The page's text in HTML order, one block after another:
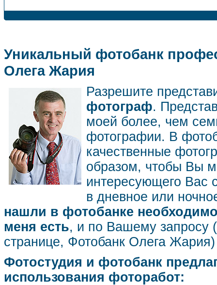
Уникальный фотобанк
Олега Жария
Разрешите
фотограф.
моей более, чем
фотографии. В
качественные
образом, чтобы Вы
интересующего Вас
в дневное или
нашли в фотобанке
меня есть, и по Вашему запросу
странице, Фотобанк Олега
Фотостудия и фотобанк
использования фоторабот: